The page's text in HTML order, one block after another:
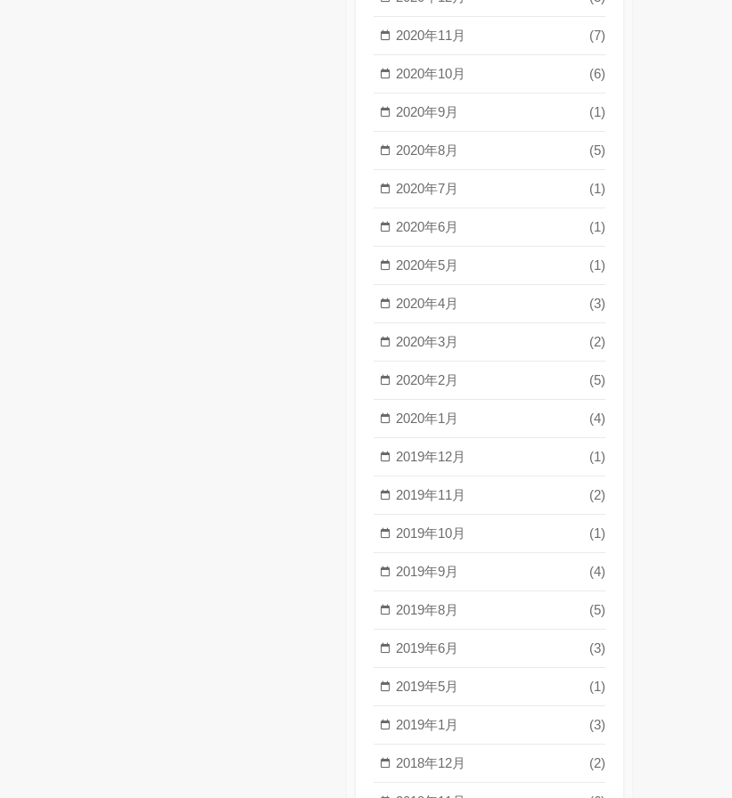
2020年11月 (7)
2020年10月 (6)
2020年9月 (1)
2020年8月 (5)
2020年7月 (1)
2020年6月 (1)
2020年5月 (1)
2020年4月 (3)
2020年3月 (2)
2020年2月 (5)
2020年1月 (4)
2019年12月 (1)
2019年11月 (2)
2019年10月 (1)
2019年9月 (4)
2019年8月 (5)
2019年6月 (3)
2019年5月 (1)
2019年1月 (3)
2018年12月 (2)